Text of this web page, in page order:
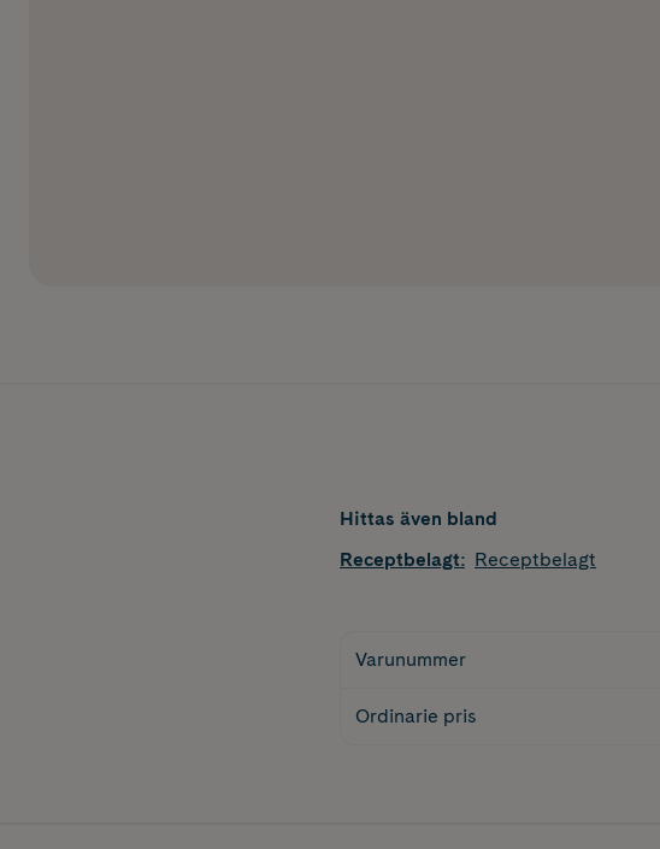
Hittas även bland
Receptbelagt: Receptbelagt
Varunummer
Ordinarie pris